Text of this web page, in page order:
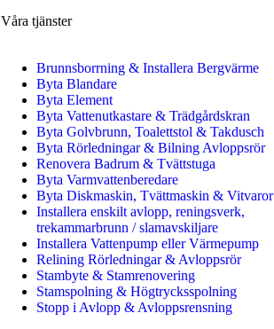
Våra tjänster
Brunnsborrning & Installera Bergvärme
Byta Blandare
Byta Element
Byta Vattenutkastare & Trädgårdskran
Byta Golvbrunn, Toalettstol & Takdusch
Byta Rörledningar & Bilning Avloppsrör
Renovera Badrum & Tvättstuga
Byta Varmvattenberedare
Byta Diskmaskin, Tvättmaskin & Vitvaror
Installera enskilt avlopp, reningsverk,
trekammarbrunn / slamavskiljare
Installera Vattenpump eller Värmepump
Relining Rörledningar & Avloppsrör
Stambyte & Stamrenovering
Stamspolning & Högtrycksspolning
Stopp i Avlopp & Avloppsrensning